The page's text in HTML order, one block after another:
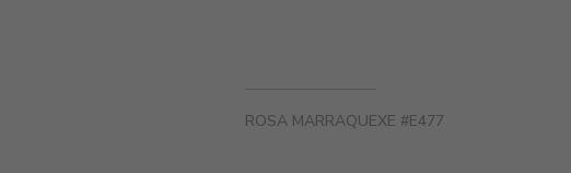
ROSA MARRAQUEXE #E477